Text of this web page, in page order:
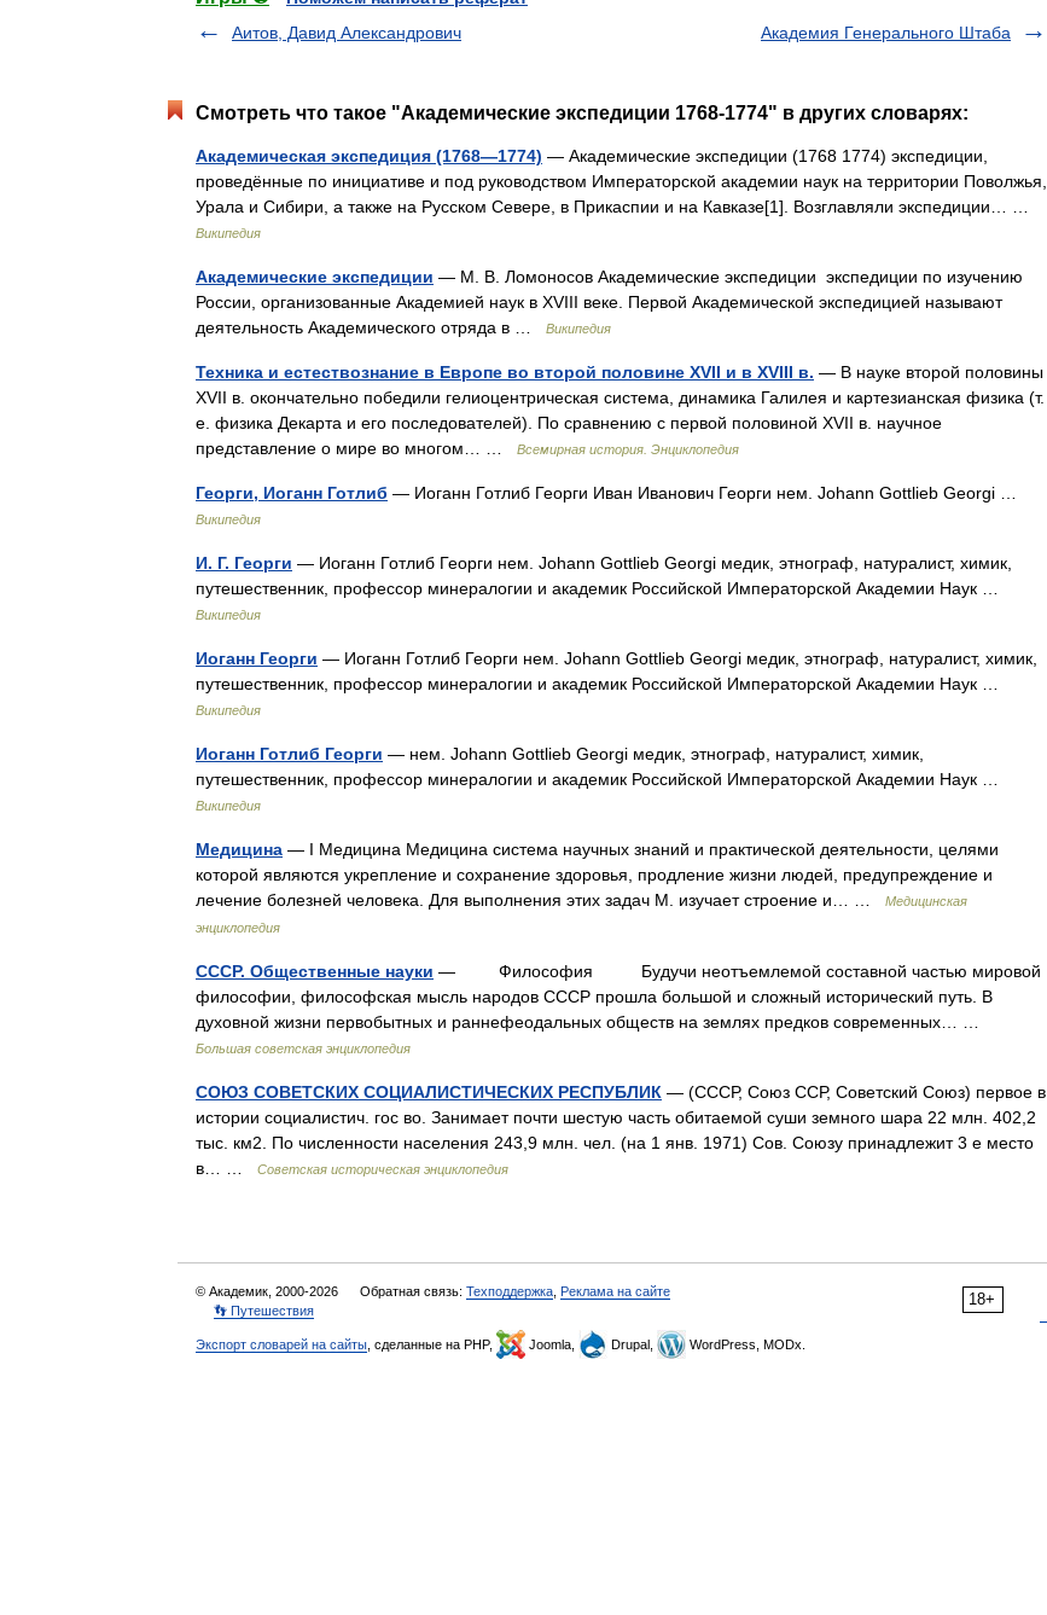
Аитов, Давид Александрович
Академия Генерального Штаба
Смотреть что такое "Академические экспедиции 1768-1774" в других словарях:
Академическая экспедиция (1768—1774) — Академические экспедиции (1768 1774) экспедиции,
проведённые по инициативе и под руководством Императорской академии наук на территории Поволжья,
Урала и Сибири, а также на Русском Севере, в Прикаспии и на Кавказе[1]. Возглавляли экспедиции… …
Википедия
Академические экспедиции — М. В. Ломоносов Академические экспедиции экспедиции по изучению
России, организованные Академией наук в XVIII веке. Первой Академической экспедицией называют
деятельность Академического отряда в …
Википедия
Техника и естествознание в Европе во второй половине XVII и в XVIII в. — В науке второй половины
XVII в. окончательно победили гелиоцентрическая система, динамика Галилея и картезианская физика (т.
е. физика Декарта и его последователей). По сравнению с первой половиной XVII в. научное
представление о мире во многом… …
Всемирная история. Энциклопедия
Георги, Иоганн Готлиб — Иоганн Готлиб Георги Иван Иванович Георги нем. Johann Gottlieb Georgi …
Википедия
И. Г. Георги — Иоганн Готлиб Георги нем. Johann Gottlieb Georgi медик, этнограф, натуралист, химик,
путешественник, профессор минералогии и академик Российской Императорской Академии Наук …
Википедия
Иоганн Георги — Иоганн Готлиб Георги нем. Johann Gottlieb Georgi медик, этнограф, натуралист, химик,
путешественник, профессор минералогии и академик Российской Императорской Академии Наук …
Википедия
Иоганн Готлиб Георги — нем. Johann Gottlieb Georgi медик, этнограф, натуралист, химик,
путешественник, профессор минералогии и академик Российской Императорской Академии Наук …
Википедия
Медицина — I Медицина Медицина система научных знаний и практической деятельности, целями
которой являются укрепление и сохранение здоровья, продление жизни людей, предупреждение и
лечение болезней человека. Для выполнения этих задач М. изучает строение и… …
Медицинская
энциклопедия
СССР. Общественные науки — Философия Будучи неотъемлемой составной частью мировой
философии, философская мысль народов СССР прошла большой и сложный исторический путь. В
духовной жизни первобытных и раннефеодальных обществ на землях предков современных… …
Большая советская энциклопедия
СОЮЗ СОВЕТСКИХ СОЦИАЛИСТИЧЕСКИХ РЕСПУБЛИК — (СССР, Союз ССР, Советский Союз) первое в
истории социалистич. гос во. Занимает почти шестую часть обитаемой суши земного шара 22 млн. 402,2
тыс. км2. По численности населения 243,9 млн. чел. (на 1 янв. 1971) Сов. Союзу принадлежит 3 е место
в… …
Советская историческая энциклопедия
18+
© Академик, 2000-2026 Обратная связь: Техподдержка Реклама на сайте
👣 Путешествия
Экспорт словарей на сайты , сделанные на PHP, Joomla, Drupal, WordPress, MODx.